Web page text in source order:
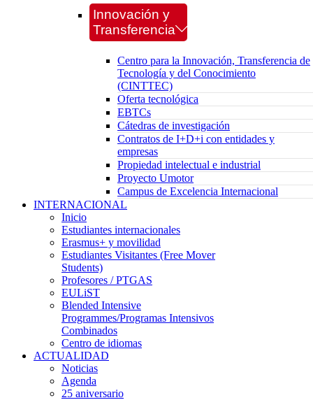
Innovación y
Transferencia
Centro para la Innovación, Transferencia de
Tecnología y del Conocimiento
(CINTTEC)
Oferta tecnológica
EBTCs
Cátedras de investigación
Contratos de I+D+i con entidades y
empresas
Propiedad intelectual e industrial
Proyecto Umotor
Campus de Excelencia Internacional
INTERNACIONAL
Inicio
Estudiantes internacionales
Erasmus+ y movilidad
Estudiantes Visitantes (Free Mover
Students)
Profesores / PTGAS
EULiST
Blended Intensive
Programmes/Programas Intensivos
Combinados
Centro de idiomas
ACTUALIDAD
Noticias
Agenda
25 aniversario